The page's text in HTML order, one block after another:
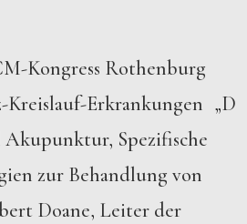
Kongress Rothenburg
Kreislauf-Erkrankungen „D
Akupunktur, Spezifische
zur Behandlung von
Doane, Leiter der